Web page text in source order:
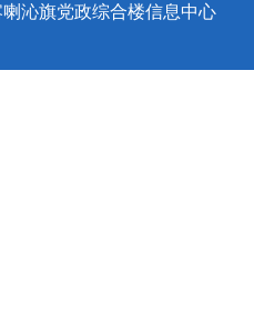
沁旗党政综合楼信息中心